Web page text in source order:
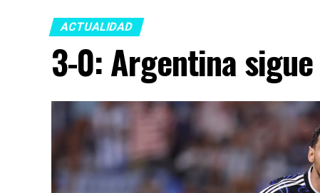
ACTUALIDAD
3-0: Argentina